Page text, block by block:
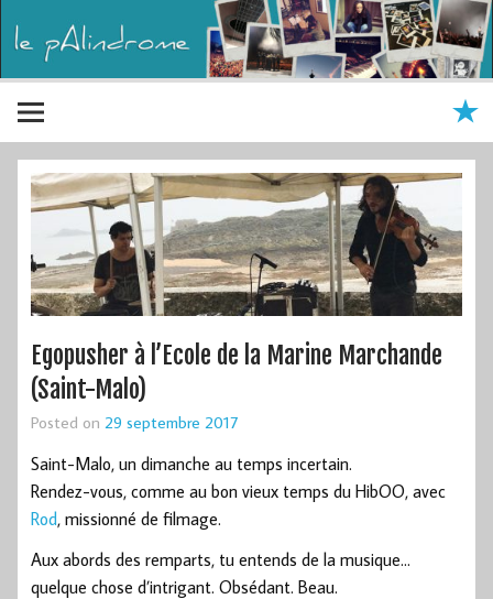
Egopusher à l’Ecole de la Marine Marchande
(Saint-Malo)
Posted on 29 septembre 2017
Saint-Malo, un dimanche au temps incertain.
Rendez-vous, comme au bon vieux temps du HibOO, avec
Rod, missionné de filmage.
Aux abords des remparts, tu entends de la musique…
quelque chose d’intrigant. Obsédant. Beau.